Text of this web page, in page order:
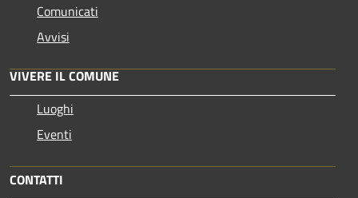
Comunicati
Avvisi
VIVERE IL COMUNE
Luoghi
Eventi
CONTATTI